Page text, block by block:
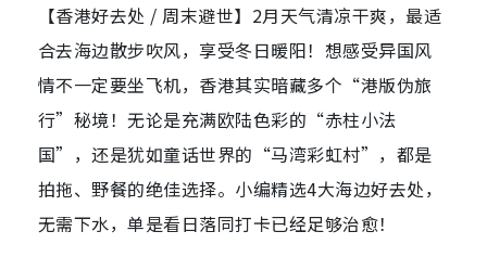
【香港好去处 / 周末避世】2月天气清凉干爽，最适
合去海边散步吹风，享受冬日暖阳！想感受异国风
情不一定要坐飞机，香港其实暗藏多个“港版伪旅
行”秘境！无论是充满欧陆色彩的“赤柱小法
国”，还是犹如童话世界的“马湾彩虹村”，都是
拍拖、野餐的绝佳选择。小编精选4大海边好去处，
无需下水，单是看日落同打卡已经足够治愈！